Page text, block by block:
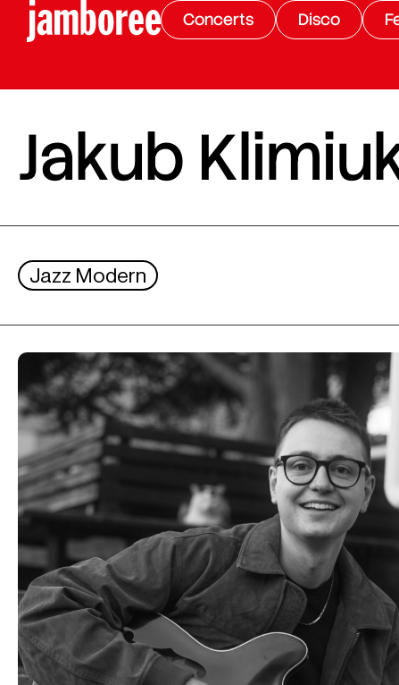
Concerts Disco
Jakub
Jazz Modern